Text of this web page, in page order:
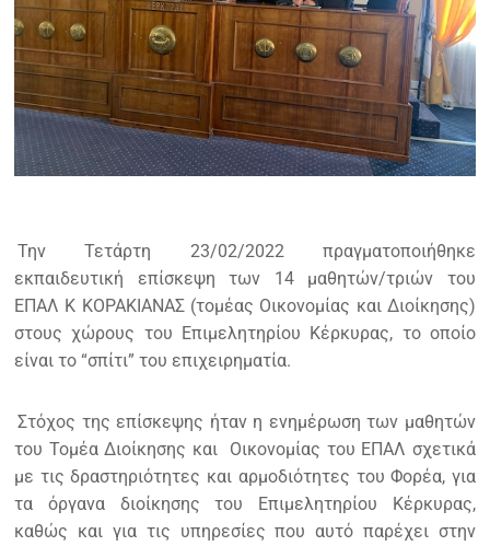
Την Τετάρτη 23/02/2022 πραγματοποιήθηκε
εκπαιδευτική επίσκεψη των 14 μαθητών/τριών του
ΕΠΑΛ Κ ΚΟΡΑΚΙΑΝΑΣ (τομέας Οικονομίας και Διοίκησης)
στους χώρους του Επιμελητηρίου Κέρκυρας, το οποίο
είναι το “σπίτι” του επιχειρηματία.
Στόχος της επίσκεψης ήταν η ενημέρωση των μαθητών
του Τομέα Διοίκησης και Οικονομίας του ΕΠΑΛ σχετικά
με τις δραστηριότητες και αρμοδιότητες του Φορέα, για
τα όργανα διοίκησης του Επιμελητηρίου Κέρκυρας,
καθώς και για τις υπηρεσίες που αυτό παρέχει στην